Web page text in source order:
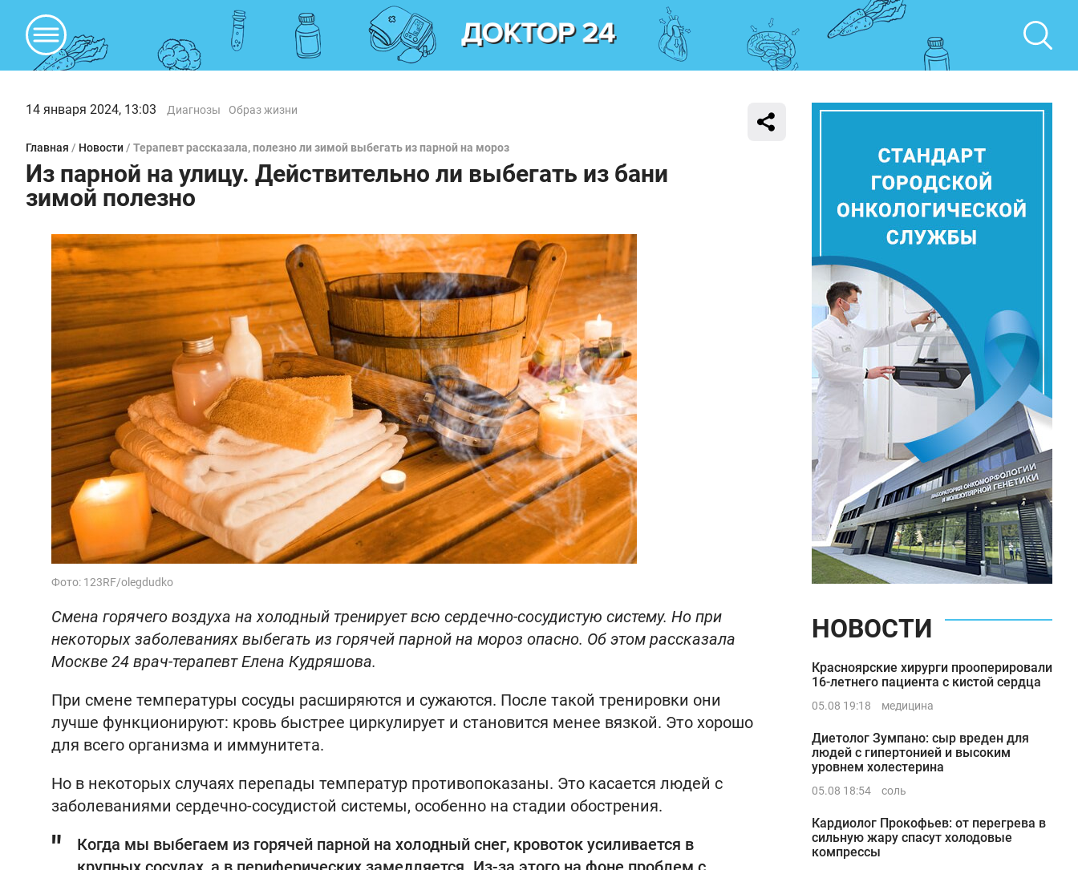
14 января 2024, 13:03 Диагнозы Образ жизни
Главная / Новости / Терапевт рассказала, полезно ли зимой выбегать из парной на мороз
Из парной на улицу. Действительно ли выбегать из бани
зимой полезно
Фото: 123RF/olegdudko
Смена горячего воздуха на холодный тренирует всю сердечно-сосудистую систему. Но при
некоторых заболеваниях выбегать из горячей парной на мороз опасно. Об этом рассказала
Москве 24 врач-терапевт Елена Кудряшова.
При смене температуры сосуды расширяются и сужаются. После такой тренировки они
лучше функционируют: кровь быстрее циркулирует и становится менее вязкой. Это хорошо
для всего организма и иммунитета.
Но в некоторых случаях перепады температур противопоказаны. Это касается людей с
заболеваниями сердечно-сосудистой системы, особенно на стадии обострения.
Когда мы выбегаем из горячей парной на холодный снег, кровоток усиливается в
НОВОСТИ
Красноярские хирурги прооперировали
16-летнего пациента с кистой сердца
05.08 19:18 медицина
Диетолог Зумпано: сыр вреден для
людей с гипертонией и высоким
уровнем холестерина
05.08 18:54 соль
Кардиолог Прокофьев: от перегрева в
сильную жару спасут холодовые
компрессы